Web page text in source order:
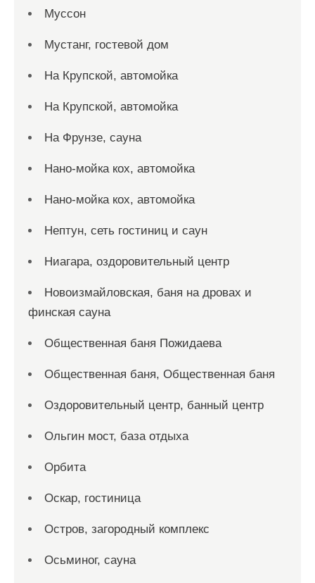
Муссон
Мустанг, гостевой дом
На Крупской, автомойка
На Крупской, автомойка
На Фрунзе, сауна
Нано-мойка кох, автомойка
Нано-мойка кох, автомойка
Нептун, сеть гостиниц и саун
Ниагара, оздоровительный центр
Новоизмайловская, баня на дровах и
финская сауна
Общественная баня Пожидаева
Общественная баня, Общественная баня
Оздоровительный центр, банный центр
Ольгин мост, база отдыха
Орбита
Оскар, гостиница
Остров, загородный комплекс
Осьминог, сауна